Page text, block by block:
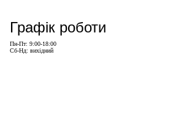
Графік роботи
Пн-Пт: 9:00-18:00
Сб-Нд: вихідний